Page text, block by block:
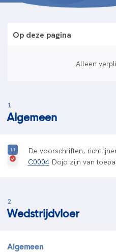
Op deze pagina
Alleen
1
Algemeen
De voorschriften,
C0004Dojo zijn van
2
Wedstrijdvloer
Algemeen